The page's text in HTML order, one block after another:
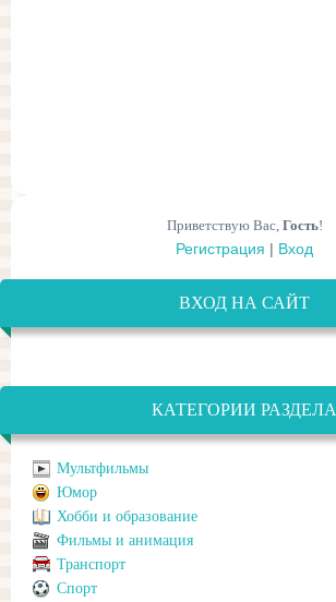
Приветствую Вас, Гость!
Регистрация | Вход
ВХОД НА САЙТ
КАТЕГОРИИ РАЗДЕЛА
Мультфильмы
Юмор
Хобби и образование
Фильмы и анимация
Транспорт
Спорт